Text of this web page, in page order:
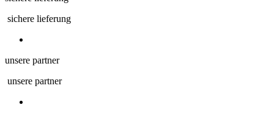
sichere lieferung
unsere partner
unsere partner